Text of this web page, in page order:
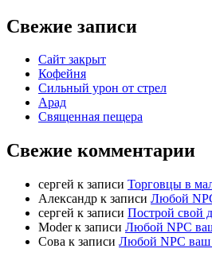
Свежие записи
Сайт закрыт
Кофейня
Cильный урон от стрел
Арад
Священная пещера
Свежие комментарии
cергей к записи Торговцы в
Александр к записи Любой
cергей к записи Построй свой
Moderк записи Любой NPC
Сова к записи Любой NPC ваш